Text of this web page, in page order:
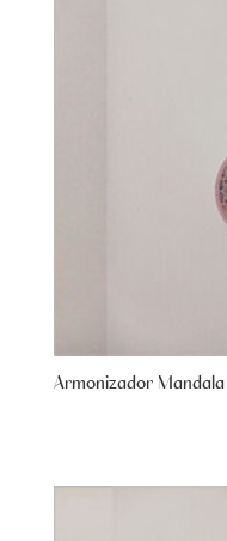
Armonizador